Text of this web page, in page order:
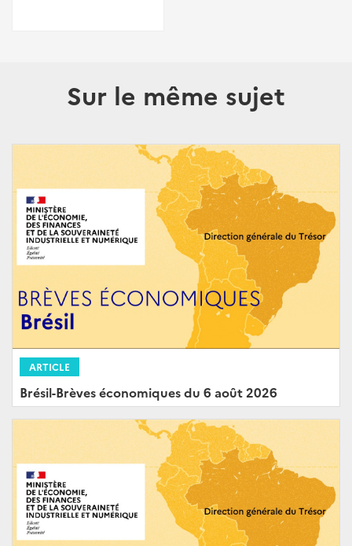
Sur le même sujet
ARTICLE
Brésil-Brèves économiques du 6 août 2026